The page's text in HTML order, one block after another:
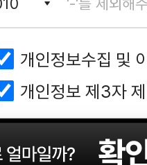
개인정보수집 및
개인정보 제3자